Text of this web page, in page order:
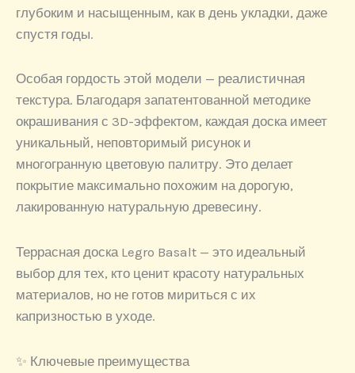
глубоким и насыщенным, как в день укладки, даже
спустя годы.
Особая гордость этой модели — реалистичная
текстура. Благодаря запатентованной методике
окрашивания с 3D-эффектом, каждая доска имеет
уникальный, неповторимый рисунок и
многогранную цветовую палитру. Это делает
покрытие максимально похожим на дорогую,
лакированную натуральную древесину.
Террасная доска Legro Basalt — это идеальный
выбор для тех, кто ценит красоту натуральных
материалов, но не готов мириться с их
капризностью в уходе.
✨ Ключевые преимущества